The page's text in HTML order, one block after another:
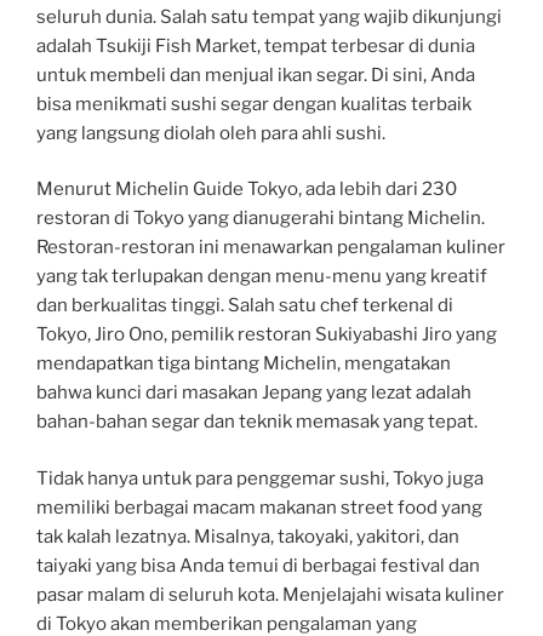
seluruh dunia. Salah satu tempat yang wajib dikunjungi
adalah Tsukiji Fish Market, tempat terbesar di dunia
untuk membeli dan menjual ikan segar. Di sini, Anda
bisa menikmati sushi segar dengan kualitas terbaik
yang langsung diolah oleh para ahli sushi.
Menurut Michelin Guide Tokyo, ada lebih dari 230
restoran di Tokyo yang dianugerahi bintang Michelin.
Restoran-restoran ini menawarkan pengalaman kuliner
yang tak terlupakan dengan menu-menu yang kreatif
dan berkualitas tinggi. Salah satu chef terkenal di
Tokyo, Jiro Ono, pemilik restoran Sukiyabashi Jiro yang
mendapatkan tiga bintang Michelin, mengatakan
bahwa kunci dari masakan Jepang yang lezat adalah
bahan-bahan segar dan teknik memasak yang tepat.
Tidak hanya untuk para penggemar sushi, Tokyo juga
memiliki berbagai macam makanan street food yang
tak kalah lezatnya. Misalnya, takoyaki, yakitori, dan
taiyaki yang bisa Anda temui di berbagai festival dan
pasar malam di seluruh kota. Menjelajahi wisata kuliner
di Tokyo akan memberikan pengalaman yang